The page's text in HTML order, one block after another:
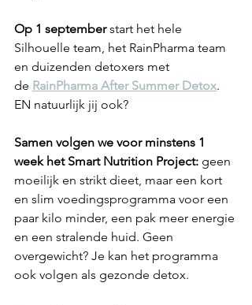
Op 1 september start het hele
Silhouelle team, het RainPharma team
en duizenden detoxers met
de RainPharma After Summer Detox.
EN natuurlijk jij ook?
Samen volgen we voor minstens 1
week het Smart Nutrition Project: geen
moeilijk en strikt dieet, maar een kort
en slim voedingsprogramma voor een
paar kilo minder, een pak meer energie
en een stralende huid. Geen
overgewicht? Je kan het programma
ook volgen als gezonde detox.